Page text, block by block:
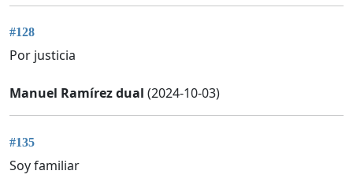
#128
Por justicia
Manuel Ramírez dual (2024-10-03)
#135
Soy familiar